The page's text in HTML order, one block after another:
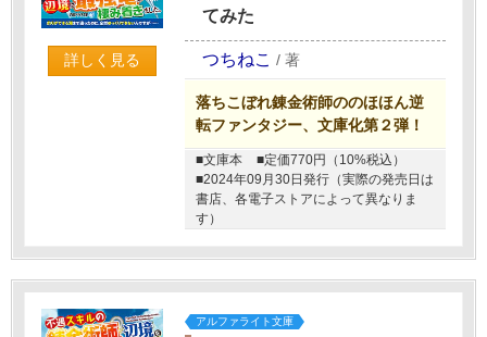
詳しく見る
てみた
つちねこ / 著
落ちこぼれ錬金術師ののほほん逆
転ファンタジー、文庫化第２弾！
■文庫本
■定価770円（10%税込）
■2024年09月30日発行（実際の発売日は
書店、各電子ストアによって異なりま
す）
アルファライト文庫